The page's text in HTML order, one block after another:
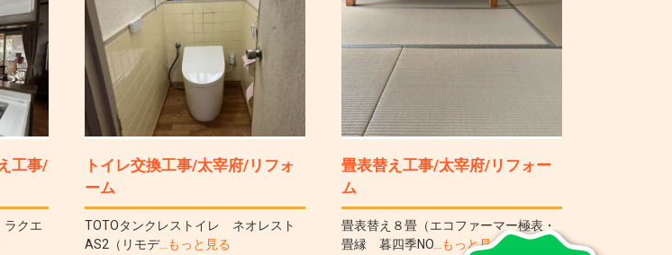
工事/
クエ
トイレ交換工事/太宰府/リフォ
ーム
TOTOタンクレストイレ ネオレスト
AS2（リモデ…もっと見る
畳表替え工事/太宰府/リフォー
ム
畳表替え８畳（エコファーマー極表・
畳縁 暮四季NO…もっと見る